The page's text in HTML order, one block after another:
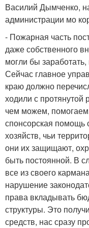
Василий Дымченко,
администрации мо
- Пожарная часть
даже собственного
могли бы
Сейчас главное
краю должно
ходили с
чем можем,
спонсорская помощь
хозяйств, чьи
они их защищают,
быть постоянной. В
все из своего
нарушение
права вкладывать
структуры. Это
средств, нас сразу